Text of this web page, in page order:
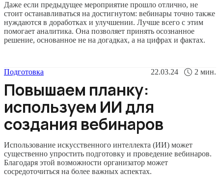
Даже если предыдущее мероприятие прошло отлично, не
стоит останавливаться на достигнутом: вебинары точно также
нуждаются в доработках и улучшении. Лучше всего с этим
помогает аналитика. Она позволяет принять осознанное
решение, основанное не на догадках, а на цифрах и фактах.
Подготовка 22.03.24 2 мин.
Повышаем планку:
используем ИИ для
создания вебинаров
Использование искусственного интеллекта (ИИ) может
существенно упростить подготовку и проведение вебинаров.
Благодаря этой возможности организатор может
сосредоточиться на более важных аспектах.